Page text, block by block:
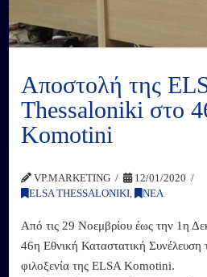
Αποστολή της
Thessaloniki στο
Komotini
VP.MARKETING
12/01/2020
ELSA THESSALONIKI
ΝΕΑ
Από τις 29 Νοεμβρίου έως την 1η
46η Εθνική Καταστατική
φιλοξενία της ELSA Komotini.